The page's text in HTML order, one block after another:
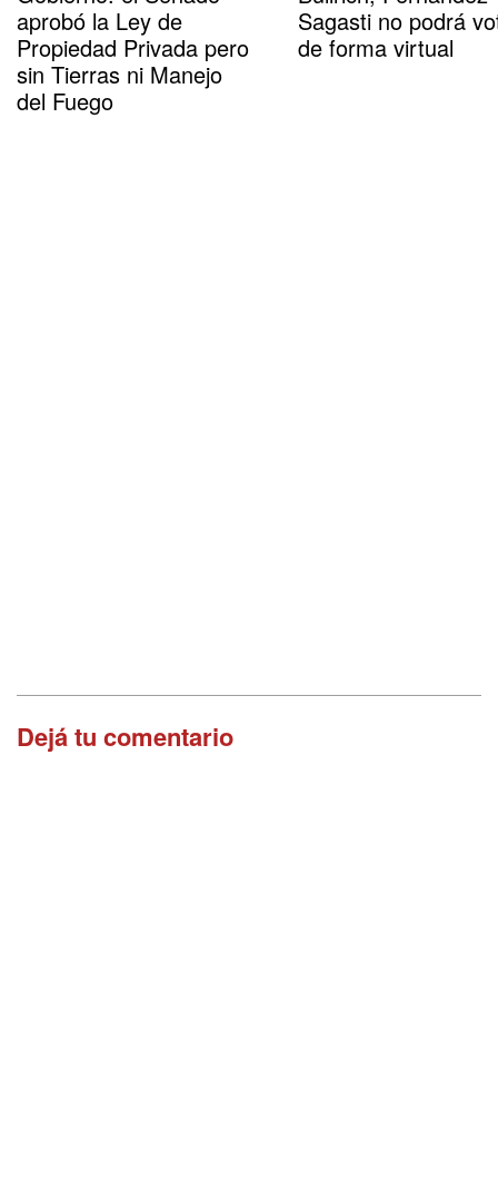
aprobó la Ley de
Propiedad Privada pero
sin Tierras ni Manejo
del Fuego
Sagasti no podrá
de forma virtual
Dejá tu comentario